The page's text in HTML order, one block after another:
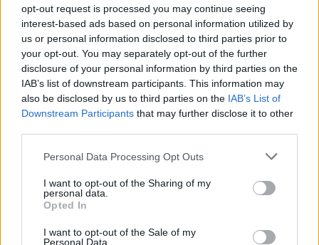
opt-out request is processed you may continue seeing
interest-based ads based on personal information utilized by
us or personal information disclosed to third parties prior to
your opt-out. You may separately opt-out of the further
disclosure of your personal information by third parties on the
IAB’s list of downstream participants. This information may
also be disclosed by us to third parties on the IAB’s List of
Downstream Participants that may further disclose it to other
Personal Data Processing Opt Outs
I want to opt-out of the Sharing of my
personal data.
Opted In
I want to opt-out of the Sale of my
Personal Data.
2026. augusztus 06., csütörtök
Több száz évre tekinthet vissza a
múltba, aki belép a felújított